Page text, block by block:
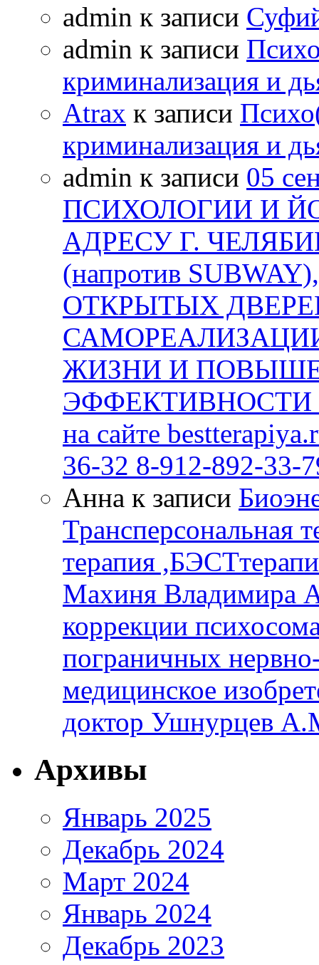
admin к записи
admin к записи
криминализация и
Atrax к записи
криминализация и
admin к записи 05
ПСИХОЛОГИИ И
АДРЕСУ Г.
(напротив
ОТКРЫТЫХ
ЖИЗНИ И
ЭФФЕКТИВНОСТИ
на сайте
36-32 8-912-892-33-
Анна к записи
Трансперсональная
терапия
Махиня Владимира
коррекции
пограничных
медицинское
доктор Ушнурцев
Архивы
Январь 2025
Декабрь 2024
Март 2024
Январь 2024
Декабрь 2023